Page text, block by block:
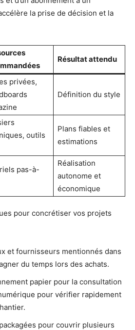
la prise de décision et la
Résultat attendu
privées,
Définition du style
outils
Plans fiables et
estimations
pas-à-
Réalisation
autonome et
économique
pour concrétiser vos projets
et fournisseurs mentionnés dans
du temps lors des achats.
papier pour la consultation
pour vérifier rapidement
pour couvrir plusieurs